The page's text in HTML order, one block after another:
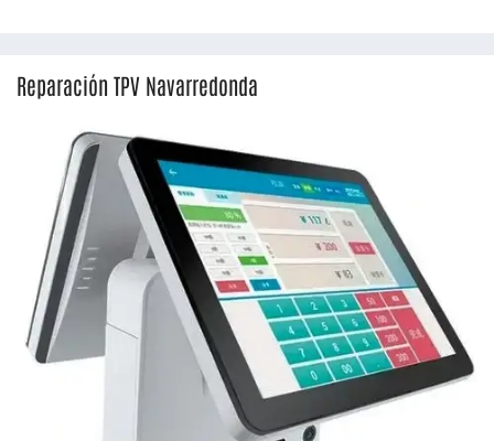
Reparación TPV Navarredonda